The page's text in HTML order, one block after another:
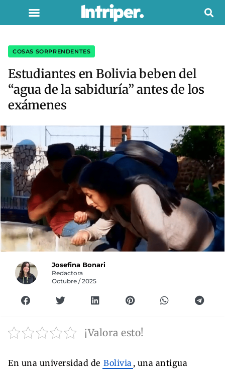
COSAS SORPRENDENTES
Estudiantes en Bolivia beben del
“agua de la sabiduría” antes de los
exámenes
Josefina Bonari
Redactora
Octubre / 2025
¡Valora esto!
En una universidad de Bolivia , una antigua